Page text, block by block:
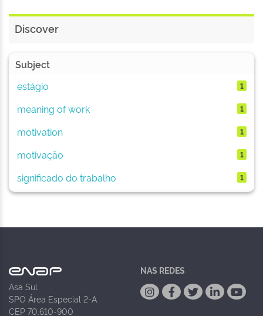
Discover
Subject
estágio
1
meaning of work 1
motivation 1
motivação 1
significado do trabalho 1
Asa Sul
SPO Área Especial 2-A
CEP 70.610-900
NAS REDES